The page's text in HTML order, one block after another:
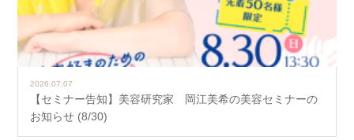
2026.07.07
【セミナー告知】美容研究家 岡江美希の美容セミナーの
お知らせ (8/30)